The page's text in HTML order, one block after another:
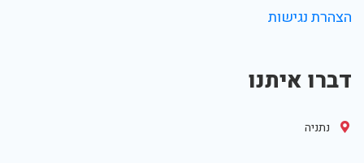
הצהרת נגישות
דברו איתנו
נתניה